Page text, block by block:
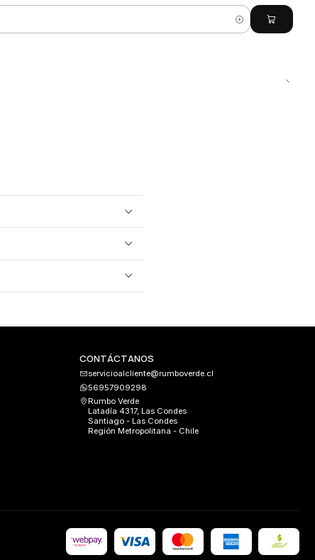
CONTÁCTANOS
servicioalcliente@rumboverde.cl
56957909298
Rumbo Verde
Latadía 4317, Las Condes
Santiago - Las Condes
Región Metropolitana - Chile